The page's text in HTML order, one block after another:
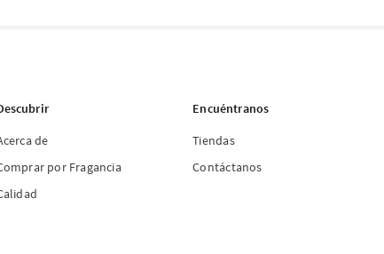
de
por Fragancia
Encuéntranos
Tiendas
Contáctanos